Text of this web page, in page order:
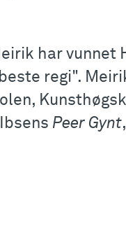
har vunnet
regi".
Peer Gynt